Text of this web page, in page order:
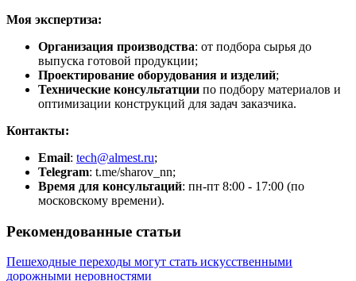
Моя экспертиза:
Организация производства: от подбора сырья до
выпуска готовой продукции;
Проектирование оборудования и изделий;
Технические консультатции по подбору материалов и
оптимизации конструкций для задач заказчика.
Контакты:
Email: tech@almest.ru;
Telegram: t.me/sharov_nn;
Время для консультаций: пн-пт 8:00 - 17:00 (по
московскому времени).
Рекомендованные статьи
Пешеходные переходы могут стать искусственными
дорожными неровностями